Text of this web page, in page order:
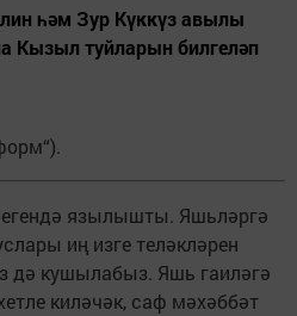
һәм Зур Күккүз авылы
Кызыл туйларын билгеләп
язылышты. Яшьләргә
иң изге теләкләрен
дә кушылабыз. Яшь гаиләгә
киләчәк, саф мәхәббәт